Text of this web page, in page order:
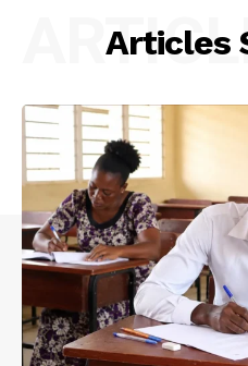
Articles